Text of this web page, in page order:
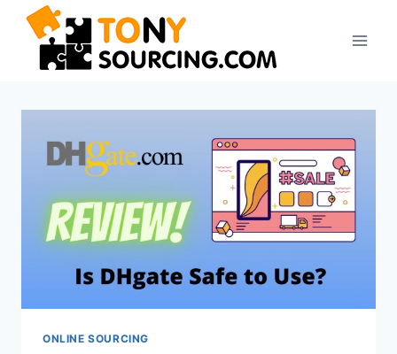
Перейти
содержимому
ONLINE SOURCING